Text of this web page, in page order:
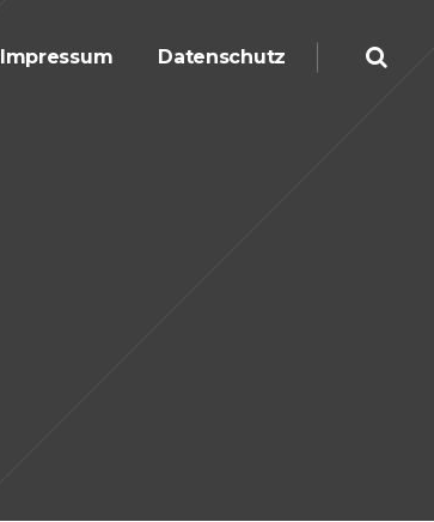
Impressum Datenschutz